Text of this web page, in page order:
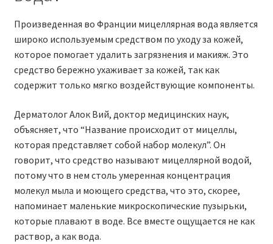
Произведенная во Франции мицеллярная вода является
широко используемым средством по уходу за кожей,
которое помогает удалить загрязнения и макияж. Это
средство бережно ухаживает за кожей, так как
содержит только мягко воздействующие компоненты.
Дерматолог Алок Вий, доктор медицинских наук,
объясняет, что “Название происходит от мицеллы,
которая представляет собой набор молекул”. Он
говорит, что средство называют мицеллярной водой,
потому что в нем столь умеренная концентрация
молекул мыла и моющего средства, что это, скорее,
напоминает маленькие микроскопические пузырьки,
которые плавают в воде. Все вместе ощущается не как
раствор, а как вода.